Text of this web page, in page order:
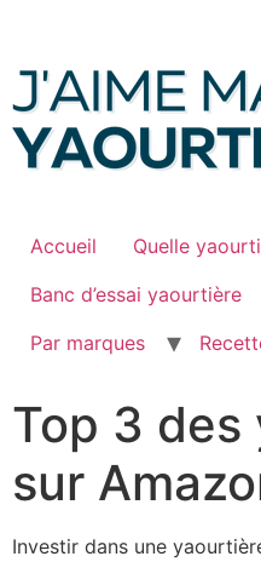
contenu
Accueil
Quelle
Banc d’essai yaourtière
Par marques
Top 3 des
sur
Investir dans une